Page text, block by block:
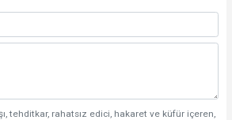
tehditkar, rahatsız edici, hakaret ve küfür içeren,